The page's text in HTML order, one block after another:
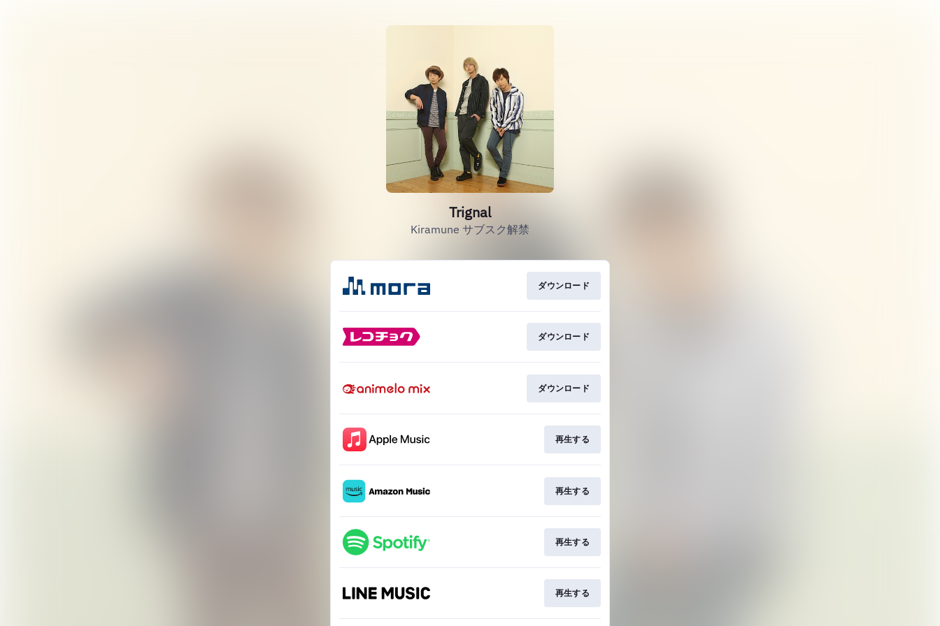
Trignal
Kiramune サブスク解禁
ダウンロード
ダウンロード
ダウンロード
再生する
再生する
再生する
再生する